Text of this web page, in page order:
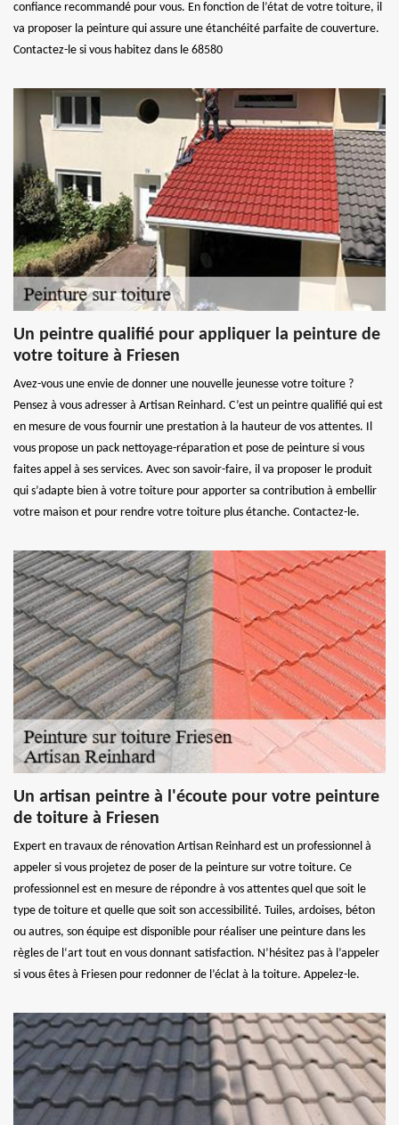
confiance recommandé pour vous. En fonction de l’état de votre toiture, il
va proposer la peinture qui assure une étanchéité parfaite de couverture.
Contactez-le si vous habitez dans le 68580
Un peintre qualifié pour appliquer la peinture de
votre toiture à Friesen
Avez-vous une envie de donner une nouvelle jeunesse votre toiture ?
Pensez à vous adresser à Artisan Reinhard. C’est un peintre qualifié qui est
en mesure de vous fournir une prestation à la hauteur de vos attentes. Il
vous propose un pack nettoyage-réparation et pose de peinture si vous
faites appel à ses services. Avec son savoir-faire, il va proposer le produit
qui s’adapte bien à votre toiture pour apporter sa contribution à embellir
votre maison et pour rendre votre toiture plus étanche. Contactez-le.
Un artisan peintre à l'écoute pour votre peinture
de toiture à Friesen
Expert en travaux de rénovation Artisan Reinhard est un professionnel à
appeler si vous projetez de poser de la peinture sur votre toiture. Ce
professionnel est en mesure de répondre à vos attentes quel que soit le
type de toiture et quelle que soit son accessibilité. Tuiles, ardoises, béton
ou autres, son équipe est disponible pour réaliser une peinture dans les
règles de l‘art tout en vous donnant satisfaction. N’hésitez pas à l’appeler
si vous êtes à Friesen pour redonner de l’éclat à la toiture. Appelez-le.